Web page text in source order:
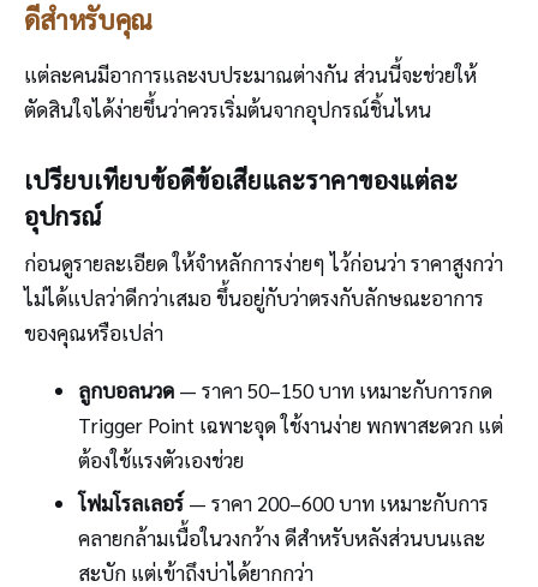
ดีสำหรับคุณ
แต่ละคนมีอาการและงบประมาณต่างกัน ส่วนนี้จะช่วยให้
ตัดสินใจได้ง่ายขึ้นว่าควรเริ่มต้นจากอุปกรณ์ชิ้นไหน
เปรียบเทียบข้อดีข้อเสียและราคาของแต่ละ
อุปกรณ์
ก่อนดูรายละเอียด ให้จำหลักการง่ายๆ ไว้ก่อนว่า ราคาสูงกว่า
ไม่ได้แปลว่าดีกว่าเสมอ ขึ้นอยู่กับว่าตรงกับลักษณะอาการ
ของคุณหรือเปล่า
ลูกบอลนวด— ราคา 50–150 บาท เหมาะกับการกด
Trigger Point เฉพาะจุด ใช้งานง่าย พกพาสะดวก แต่
ต้องใช้แรงตัวเองช่วย
โฟมโรลเลอร์— ราคา 200–600 บาท เหมาะกับการ
คลายกล้ามเนื้อในวงกว้าง ดีสำหรับหลังส่วนบนและ
สะบัก แต่เข้าถึงบ่าได้ยากกว่า